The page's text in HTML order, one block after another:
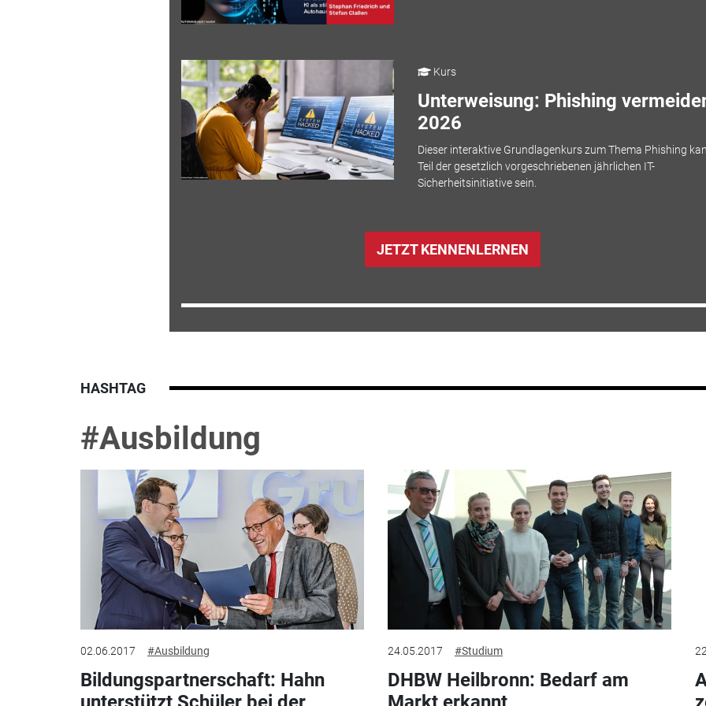
Kurs
Unterweisung: Phishing
2026
Dieser interaktive Grundlagenkurs zum Thema Phishing
Teil der gesetzlich vorgeschriebenen jährlichen IT-
Sicherheitsinitiative sein.
JETZT KENNENLERNEN
HASHTAG
#Ausbildung
02.06.2017 #Ausbildung
Bildungspartnerschaft: Hahn
24.05.2017 #Studium
DHBW Heilbronn: Bedarf am